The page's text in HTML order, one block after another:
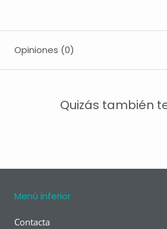
Opiniones (0)
Quizás también
Menú inferior
Contacta